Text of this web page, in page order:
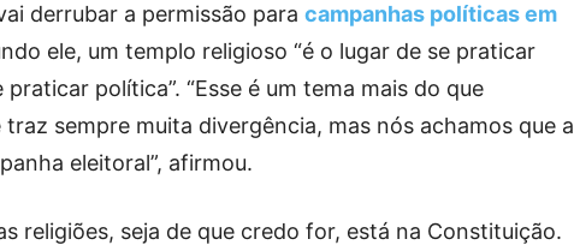
derrubar a permissão para campanhas políticas em
ele, um templo religioso “é o lugar de se praticar
política”. “Esse é um tema mais do que
sempre muita divergência, mas nós achamos que a
eleitoral”, afirmou.
religiões, seja de que credo for, está na Constituição.